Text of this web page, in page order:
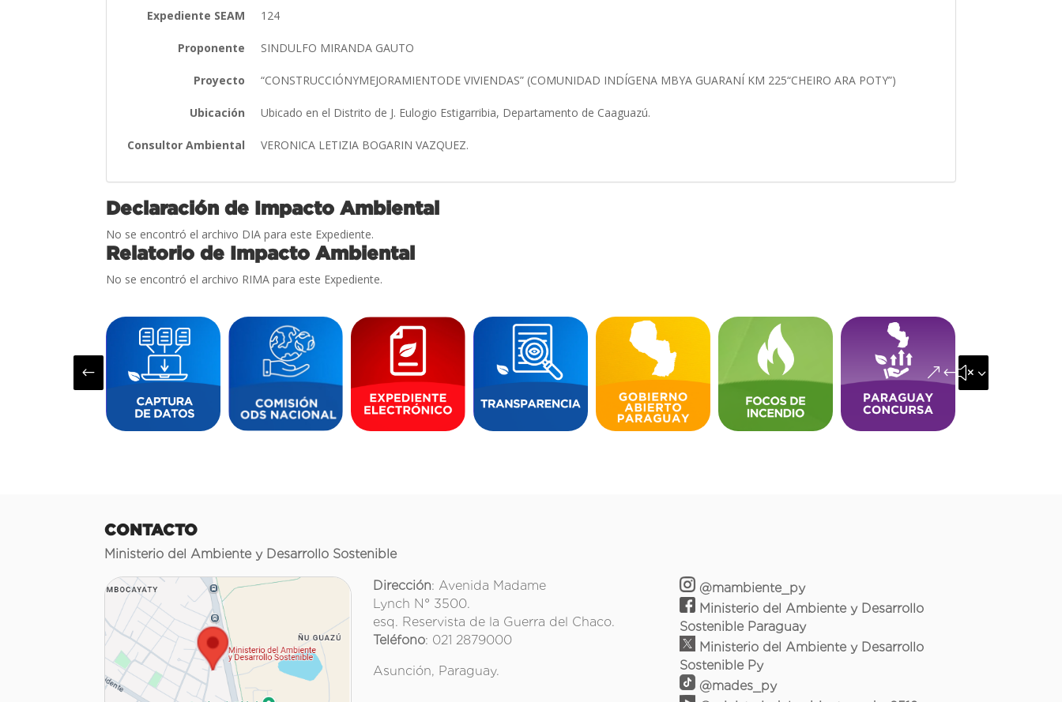
Expediente SEAM 124
Proponente SINDULFO MIRANDA GAUTO
Proyecto “CONSTRUCCIÓNYMEJORAMIENTODE VIVIENDAS” (COMUNIDAD INDÍGENA MBYA GUARANÍ KM 225“CHEIRO ARA POTY”)
Ubicación Ubicado en el Distrito de J. Eulogio Estigarribia, Departamento de Caaguazú.
Consultor Ambiental VERONICA LETIZIA BOGARIN VAZQUEZ.
Declaración de Impacto Ambiental
No se encontró el archivo DIA para este Expediente.
Relatorio de Impacto Ambiental
No se encontró el archivo RIMA para este Expediente.
# &#x35;
CONTACTO
Ministerio del Ambiente y Desarrollo Sostenible
Dirección: Avenida Madame
Lynch N° 3500.
esq. Reservista de la Guerra del Chaco.
Teléfono: 021 2879000
Asunción, Paraguay.
@mambiente_py
Ministerio del Ambiente y Desarrollo
Sostenible Paraguay
Ministerio del Ambiente y Desarrollo
Sostenible Py
@mades_py